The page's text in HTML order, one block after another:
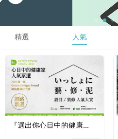
精選 人氣
『選出你心目中的健康...